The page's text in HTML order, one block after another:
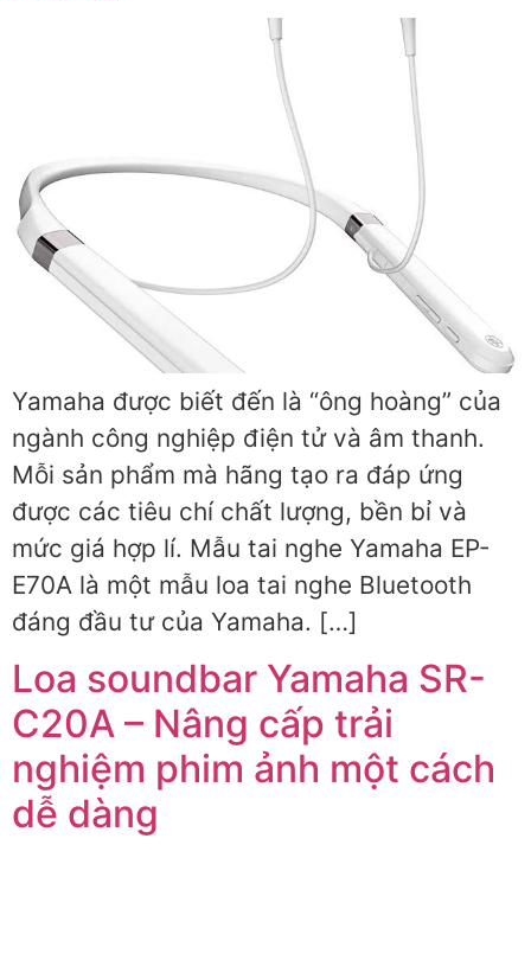
Yamaha được biết đến là “ông hoàng” của
ngành công nghiệp điện tử và âm thanh.
Mỗi sản phẩm mà hãng tạo ra đáp ứng
được các tiêu chí chất lượng, bền bỉ và
mức giá hợp lí. Mẫu tai nghe Yamaha EP-
E70A là một mẫu loa tai nghe Bluetooth
đáng đầu tư của Yamaha. […]
Loa soundbar Yamaha SR-
C20A – Nâng cấp trải
nghiệm phim ảnh một cách
dễ dàng